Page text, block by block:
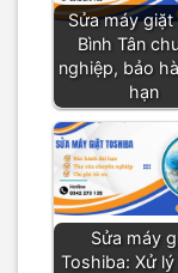
Sửa máy giặt
Bình Tân
nghiệp, bảo
hạn
Sửa máy
Toshiba: Xử